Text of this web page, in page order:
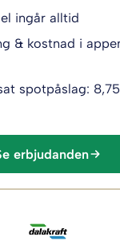
ingår alltid
& kostnad i
spotpåslag:
erbjudanden